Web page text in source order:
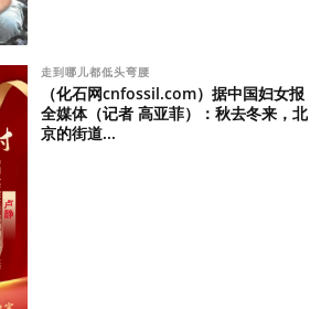
走到哪儿都低头弯腰
（化石网cnfossil.com）据中国妇女报
全媒体（记者 高亚菲）：秋去冬来，北
京的街道...